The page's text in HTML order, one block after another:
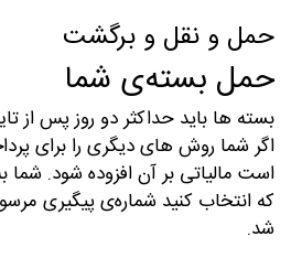
حمل و نقل و برگشت
حمل بسته‌ی شما
بسته ها باید حداکثر دو روز پس از
اگر شما روش های دیگری را برای
است مالیاتی بر آن افزوده شود.
که انتخاب کنید شماره‌ی پیگیری
شد.